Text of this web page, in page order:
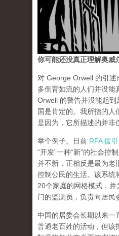
你可能还没真正理解奥威
对 George Orwell 的引述
多倒背如流的人们并没能
Orwell 的警告并没能起到
国是肯定的。我所指的人
是因为，它所描述的并非
举个例子。日前 RFA 援
“开发”一种“新”的社会控
并不新，正相反是最为老
控制公民的生活。该系统
20个家庭的网格模式，
门的监测员，负责向居民
中国的居委会长期以来一
普通老百姓的活动，但该